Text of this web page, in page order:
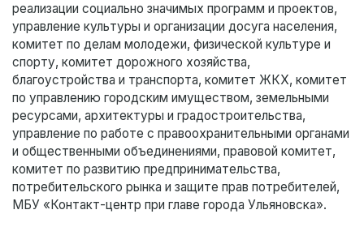
реализации социально значимых программ и проектов,
управление культуры и организации досуга населения,
комитет по делам молодежи, физической культуре и
спорту, комитет дорожного хозяйства,
благоустройства и транспорта, комитет ЖКХ, комитет
по управлению городским имуществом, земельными
ресурсами, архитектуры и градостроительства,
управление по работе с правоохранительными органами
и общественными объединениями, правовой комитет,
комитет по развитию предпринимательства,
потребительского рынка и защите прав потребителей,
МБУ «Контакт-центр при главе города Ульяновска».